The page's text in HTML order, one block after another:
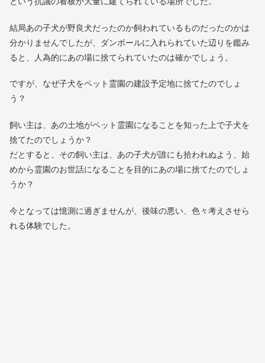
結局あの子犬が野良犬だったのか飼われているものだったのかは
分かりませんでしたが、ダンボールに入れられていた辺りを鑑み
ると、人為的にあの場に捨てられていたのは確かでしょう。
ですが、なぜ子犬をペット霊園の建設予定地に捨てたのでしょ
う？
飼い主は、あの土地がペット霊園になることを知った上で子犬を
捨てたのでしょうか？
だとすると、その飼い主は、あの子犬が誰にも拾われぬよう、始
めから霊園のお世話になることを目的にあの場に捨てたのでしょ
うか？
今となっては憶測に過ぎませんが、後味の悪い、色々考えさせら
れる体験でした。